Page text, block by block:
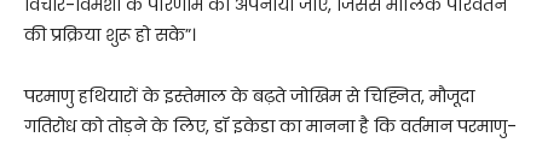
विचार-विमर्शों के परिणाम को अपनाया जाए, जिससे मौलिक परिवर्तन
की प्रक्रिया शुरू हो सके”।
परमाणु हथियारों के इस्तेमाल के बढ़ते जोखिम से चिह्नित, मौजूदा
गतिरोध को तोड़ने के लिए, डॉ इकेडा का मानना है कि वर्तमान परमाणु-